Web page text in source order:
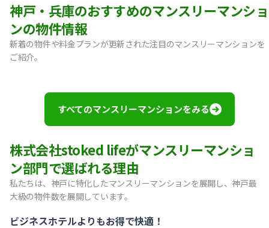
神戸・兵庫のおすすめのマンスリーマンショ
ンの物件情報
新着の物件や料金プランが更新された注目のマンスリーマンションを
ご紹介。
【灘区・JR六甲道】Sステイ六甲道SOUTH・OL｜禁煙ル
【東灘区・摂津本山】Sステイ本山サンハイツOL｜禁煙
【東灘区・JR住吉】Sステイ神戸住吉本町OL｜禁煙ルーム
【神戸・春日野道】Sステイ三宮東アスヴェル｜禁煙ルー
【宝塚市・逆瀬川】Sステイ逆瀬川｜禁煙ルーム・Wi-Fi無料
【西宮北口】Sステイ西宮北口第２｜禁煙ルーム・Wi-Fiレ
【西宮北口】Sステイ西宮北口第２｜禁煙ルーム・Wi-Fiレ
【神戸・三宮】Sステイ神戸三宮レガニール｜禁煙ルーム
すべてのマンスリーマンションをみる
株式会社stoked lifeがマンスリーマンショ
ン部門で選ばれる理由
私たちは、神戸に特化したマンスリーマンションを展開し、神戸最
大級の物件数を展開しています。
ビジネスホテルよりもお得で快適！